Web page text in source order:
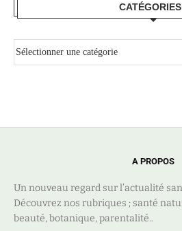
A PROPOS
Un nouveau regard sur l’actualité
Découvrez nos rubriques ; santé
beauté, botanique, parentalité..